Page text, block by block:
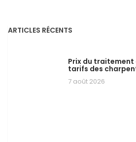
ARTICLES RÉCENTS
Prix du traitement
tarifs des
7 août 2026